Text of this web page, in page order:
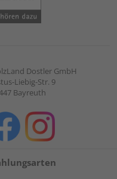
Dostler GmbH
Liebig-Str. 9
Bayreuth